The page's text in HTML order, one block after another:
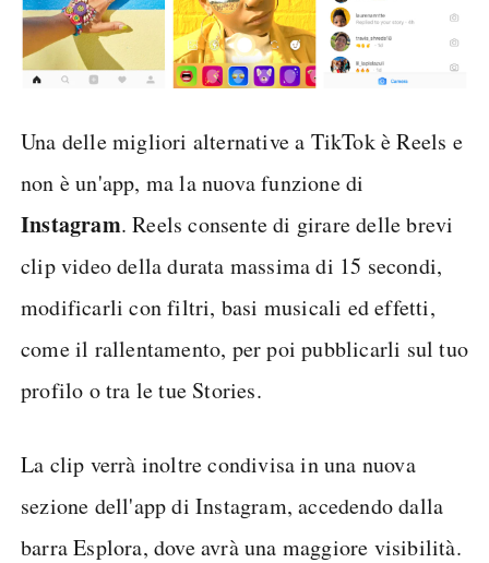
Una delle migliori alternative a TikTok è Reels e
non è un'app, ma la nuova funzione di
Instagram. Reels consente di girare delle brevi
clip video della durata massima di 15 secondi,
modificarli con filtri, basi musicali ed effetti,
come il rallentamento, per poi pubblicarli sul tuo
profilo o tra le tue Stories.
La clip verrà inoltre condivisa in una nuova
sezione dell'app di Instagram, accedendo dalla
barra Esplora, dove avrà una maggiore visibilità.